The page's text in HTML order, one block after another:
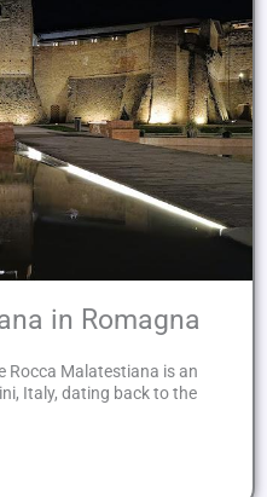
in Romagna
Rocca Malatestiana is an
Italy, dating back to the